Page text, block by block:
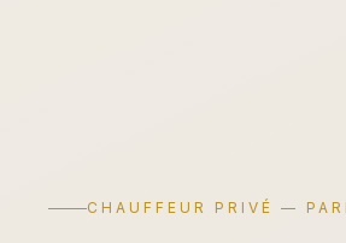
CHAUFFEUR PRIVÉ —